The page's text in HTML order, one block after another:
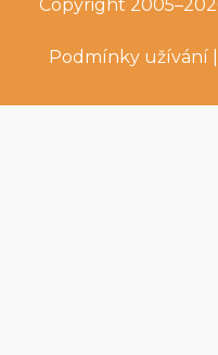
Copyright
Podmínky užívání